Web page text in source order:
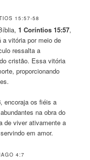
15:57-58
1 Coríntios 15:57,
a vitória por meio de
ressalta a
cristão. Essa vitória
proporcionando
, encoraja os fiéis a
na obra do
de viver ativamente a
em amor.
4:7